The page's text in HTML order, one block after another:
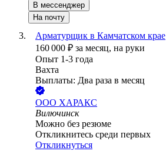
В мессенджер
На почту
Арматурщик в Камчатском крае
160 000 ₽ за месяц, на руки
Опыт 1-3 года
Вахта
Выплаты: Два раза в месяц
ООО ХАРАКС
Вилючинск
Можно без резюме
Откликнитесь среди первых
Откликнуться